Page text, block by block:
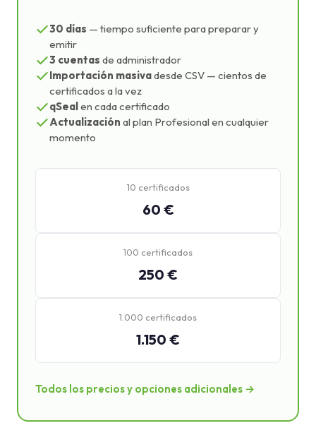
30 días — tiempo suficiente para preparar y
emitir
3 cuentas de administrador
Importación masivadesde CSV — cientos de
certificados a la vez
qSealen cada certificado
Actualización al plan Profesional en cualquier
momento
10 certificados
60 €
100 certificados
250 €
1.000 certificados
1.150 €
Todos los precios y opciones adicionales →